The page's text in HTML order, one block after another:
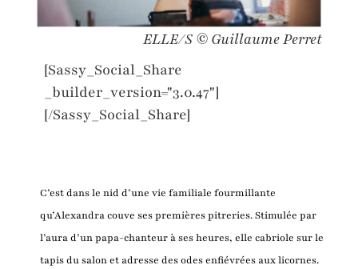
ELLE/S © Guillaume Perret
[Sassy_Social_Share
_builder_version="3.0.47"]
[/Sassy_Social_Share]
C’est dans le nid d’une vie familiale fourmillante
qu’Alexandra couve ses premières pitreries. Stimulée par
l’aura d’un papa-chanteur à ses heures, elle cabriole sur le
tapis du salon et adresse des odes enfiévrées aux licornes.